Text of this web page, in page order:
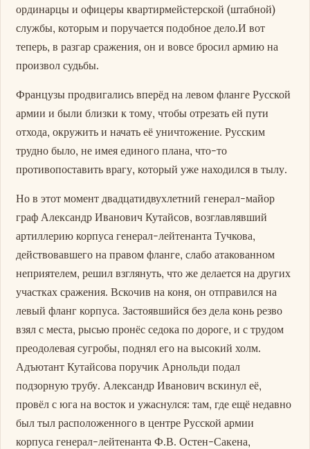
ординарцы и офицеры квартирмейстерской (штабной)
службы, которым и поручается подобное дело.И вот
теперь, в разгар сражения, он и вовсе бросил армию на
произвол судьбы.
Французы продвигались вперёд на левом фланге Русской
армии и были близки к тому, чтобы отрезать ей пути
отхода, окружить и начать её уничтожение. Русским
трудно было, не имея единого плана, что-то
противопоставить врагу, который уже находился в тылу.
Но в этот момент двадцатидвухлетний генерал-майор
граф Александр Иванович Кутайсов, возглавлявший
артиллерию корпуса генерал-лейтенанта Тучкова,
действовавшего на правом фланге, слабо атакованном
неприятелем, решил взглянуть, что же делается на других
участках сражения. Вскочив на коня, он отправился на
левый фланг корпуса. Застоявшийся без дела конь резво
взял с места, рысью пронёс седока по дороге, и с трудом
преодолевая сугробы, поднял его на высокий холм.
Адъютант Кутайсова поручик Арнольди подал
подзорную трубу. Александр Иванович вскинул её,
провёл с юга на восток и ужаснулся: там, где ещё недавно
был тыл расположенного в центре Русской армии
корпуса генерал-лейтенанта Ф.В. Остен-Сакена,